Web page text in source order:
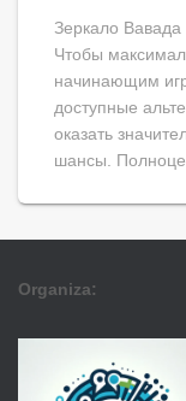
Зеркало Вавада
Чтобы
начинающим
доступные
оказать
шансы.
Organiza: